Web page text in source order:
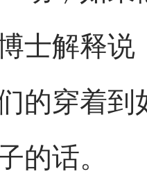
士解释
的穿着
的话。